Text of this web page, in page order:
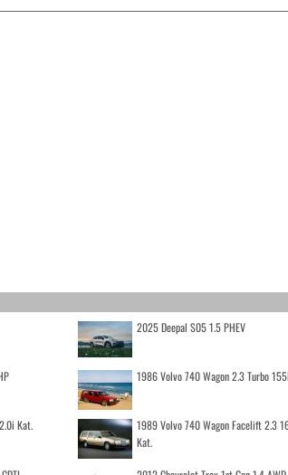
2025 Deepal S05 1.5 PHEV
1986 Volvo 740 Wagon 2.3 Turbo
Kat.
1989 Volvo 740 Wagon Facelift 2.3
Kat.